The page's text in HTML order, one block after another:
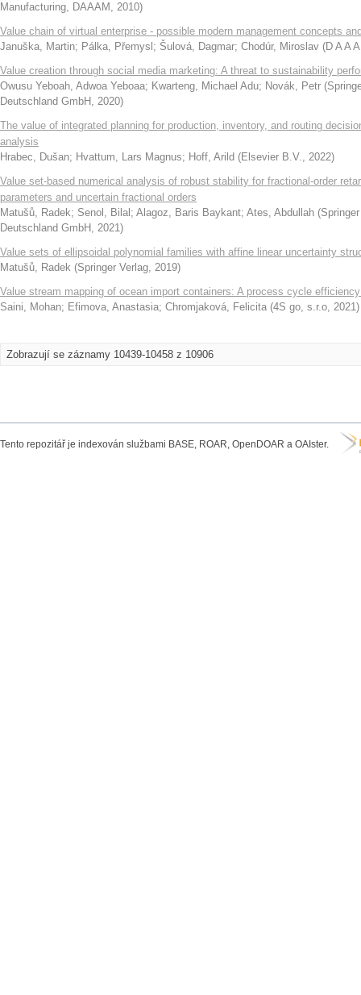
Manufacturing, DAAAM , 2010)
Value chain of virtual enterprise - possible modern management concepts
Januška, Martin; Pálka, Přemysl ; Šulová, Dagmar; Chodúr, Miroslav (D A A
Value creation through social media marketing: A threat to sustainability
Owusu Yeboah, Adwoa Yeboaa; Kwarteng, Michael Adu; Novák, Petr (
Deutschland GmbH , 2020)
The value of integrated planning for production, inventory, and routing
analysis
Hrabec, Dušan; Hvattum, Lars Magnus; Hoff, Arild (Elsevier B.V., 2022)
Value set-based numerical analysis of robust stability for fractional-order
parameters and uncertain fractional orders
Matušů, Radek; Senol, Bilal ; Alagoz, Baris Baykant; Ates, Abdullah (
Deutschland GmbH , 2021)
Value sets of ellipsoidal polynomial families with affine linear uncertainty
Matušů, Radek (Springer Verlag, 2019)
Value stream mapping of ocean import containers: A process cycle
Saini, Mohan; Efimova, Anastasia; Chromjaková, Felicita (4S go, s.r.o, 2021)
Zobrazují se záznamy 10439-10458 z 10906
Tento repozitář je indexován službami BASE, ROAR, OpenDOAR a OAIster.